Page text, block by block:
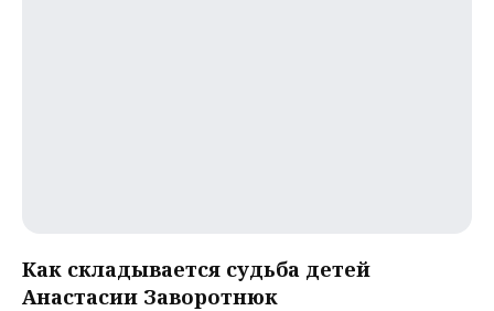
Как складывается судьба детей
Анастасии Заворотнюк